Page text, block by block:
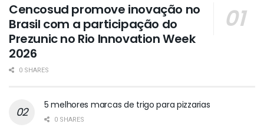
Cencosud promove inovação no
Brasil com a participação do
Prezunic no Rio Innovation Week
2026
0 SHARES
5 melhores marcas de trigo para pizzarias
0 SHARES